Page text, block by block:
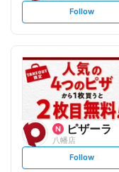
s
t
l
o
w
Follow
ピザーラ
八幡店
s
Follow